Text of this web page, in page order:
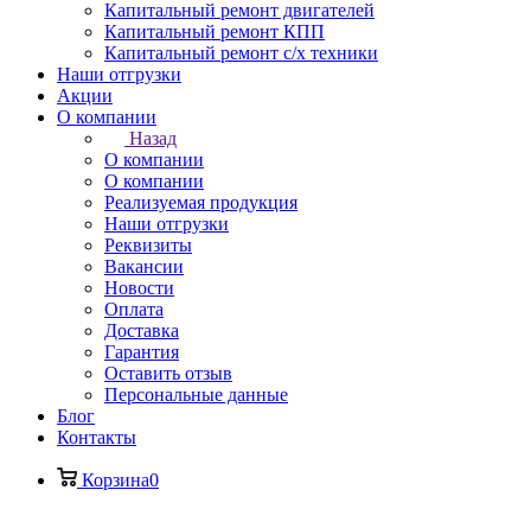
Капитальный ремонт двигателей
Капитальный ремонт КПП
Капитальный ремонт с/х техники
Наши отгрузки
Акции
О компании
Назад
О компании
О компании
Реализуемая продукция
Наши отгрузки
Реквизиты
Вакансии
Новости
Оплата
Доставка
Гарантия
Оставить отзыв
Персональные данные
Блог
Контакты
Корзина0